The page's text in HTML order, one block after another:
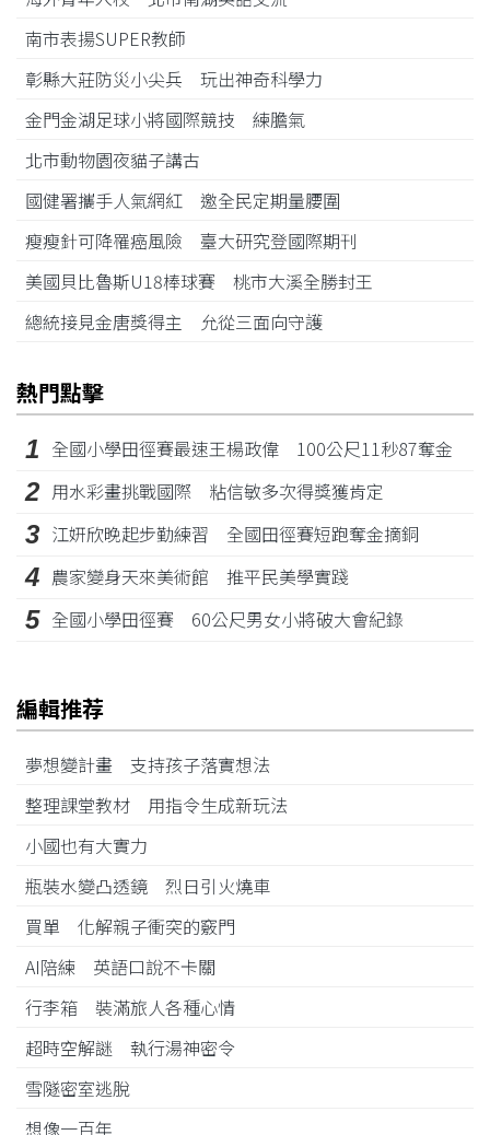
南市表揚SUPER教師
彰縣大莊防災小尖兵 玩出神奇科學力
金門金湖足球小將國際競技 練膽氣
北市動物園夜貓子講古
國健署攜手人氣網紅 邀全民定期量腰圍
瘦瘦針可降罹癌風險 臺大研究登國際期刊
美國貝比魯斯U18棒球賽 桃市大溪全勝封王
總統接見金唐獎得主 允從三面向守護
熱門點擊
1 全國小學田徑賽最速王楊政偉 100公尺11秒87奪金
2 用水彩畫挑戰國際 粘信敏多次得獎獲肯定
3 江姸欣晚起步勤練習 全國田徑賽短跑奪金摘銅
4 農家變身天來美術館 推平民美學實踐
5 全國小學田徑賽 60公尺男女小將破大會紀錄
編輯推荐
夢想變計畫 支持孩子落實想法
整理課堂教材 用指令生成新玩法
小國也有大實力
瓶裝水變凸透鏡 烈日引火燒車
買單 化解親子衝突的竅門
AI陪練 英語口說不卡關
行李箱 裝滿旅人各種心情
超時空解謎 執行湯神密令
雪隧密室逃脫
想像一百年